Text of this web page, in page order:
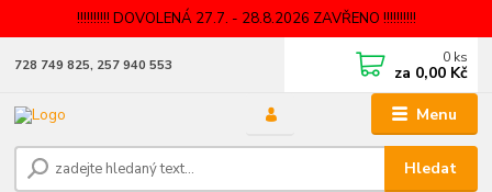
!!!!!!!!!! DOVOLENÁ 27.7. - 28.8.2026 ZAVŘENO !!!!!!!!!!
Menu
Hledat
728 749 825, 257 940 553 0 ks
za 0,00 Kč